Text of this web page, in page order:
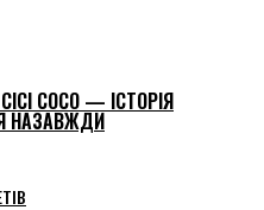
COCO — ІСТОРІЯ
НАЗАВЖДИ